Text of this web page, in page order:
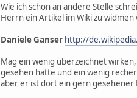
Wie ich schon an andere Stelle
Herrn ein Artikel im Wiki zu widmen
Daniele Ganser http://
Mag ein wenig überzeichnet
gesehen hatte und ein wenig
aber er ist dort ein gern gesehener